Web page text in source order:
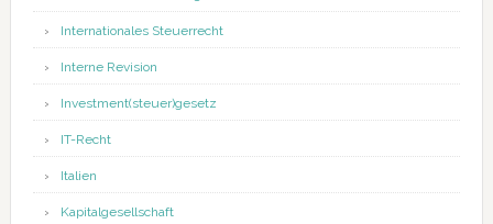
Internationales Steuerrecht
Interne Revision
Investment(steuer)gesetz
IT-Recht
Italien
Kapitalgesellschaft